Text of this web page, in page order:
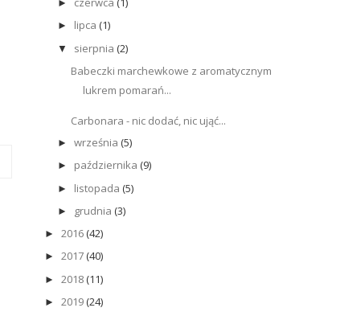
►
► lipca (1)
▼ sierpnia (2)
Babeczki marchewkowe z aromatycznym
lukrem pomarań...
Carbonara - nic dodać, nic ująć...
► września (5)
► października (9)
► listopada (5)
► grudnia (3)
►2016 (42)
►2017 (40)
►2018 (11)
►2019 (24)